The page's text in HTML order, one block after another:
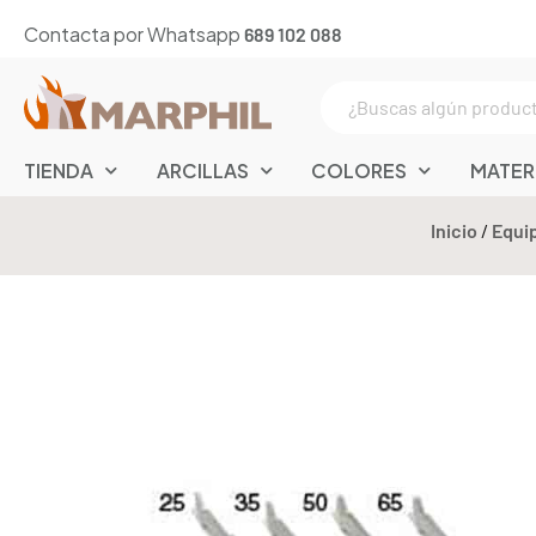
Contacta por Whatsapp 689 102 088
TIENDA ARCILLAS COLORES
Inicio /